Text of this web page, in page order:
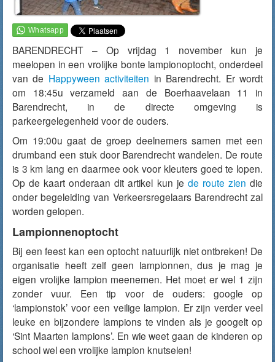
BARENDRECHT – Op vrijdag 1 november kun je
meelopen in een vrolijke bonte lampionoptocht, onderdeel
van de Happyween activiteiten in Barendrecht. Er wordt
om 18:45u verzameld aan de Boerhaavelaan 11 in
Barendrecht, in de directe omgeving is
parkeergelegenheid voor de ouders.
Om 19:00u gaat de groep deelnemers samen met een
drumband een stuk door Barendrecht wandelen. De route
is 3 km lang en daarmee ook voor kleuters goed te lopen.
Op de kaart onderaan dit artikel kun je de route zien die
onder begeleiding van Verkeersregelaars Barendrecht zal
worden gelopen.
Lampionnenoptocht
Bij een feest kan een optocht natuurlijk niet ontbreken! De
organisatie heeft zelf geen lampionnen, dus je mag je
eigen vrolijke lampion meenemen. Het moet er wel 1 zijn
zonder vuur. Een tip voor de ouders: google op
‘lampionstok’ voor een veilige lampion. Er zijn verder veel
leuke en bijzondere lampions te vinden als je googelt op
‘Sint Maarten lampions’. En wie weet gaan de kinderen op
school wel een vrolijke lampion knutselen!